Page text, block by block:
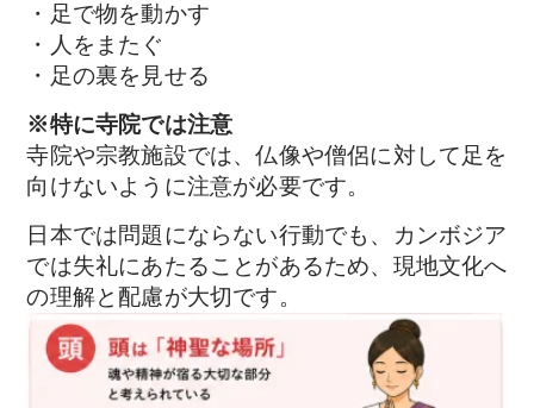
・足で物を動かす
・人をまたぐ
・足の裏を見せる
※特に寺院では注意
寺院や宗教施設では、仏像や僧侶に対して足を
向けないように注意が必要です。
日本では問題にならない行動でも、カンボジア
では失礼にあたることがあるため、現地文化へ
の理解と配慮が大切です。